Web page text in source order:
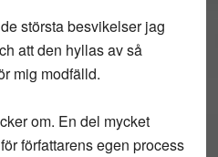
största besvikelser jag
att den hyllas av så
mig modfälld.
om. En del mycket
författarens egen process